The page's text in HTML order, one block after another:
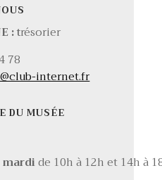
:trésorier
78
internet.fr
DU MUSÉE
de 10h à 12h et 14h à